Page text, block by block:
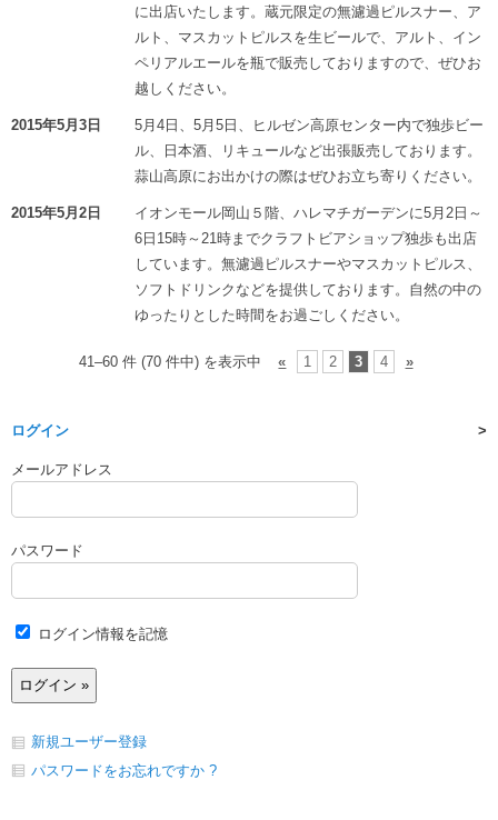
に出店いたします。蔵元限定の無濾過ピルスナー、ア
ルト、マスカットピルスを生ビールで、アルト、イン
ペリアルエールを瓶で販売しておりますので、ぜひお
越しください。
2015年5月3日
5月4日、5月5日、ヒルゼン高原センター内で独歩ビー
ル、日本酒、リキュールなど出張販売しております。
蒜山高原にお出かけの際はぜひお立ち寄りください。
2015年5月2日
イオンモール岡山５階、ハレマチガーデンに5月2日～
6日15時～21時までクラフトビアショップ独歩も出店
しています。無濾過ピルスナーやマスカットピルス、
ソフトドリンクなどを提供しております。自然の中の
ゆったりとした時間をお過ごしください。
41–60 件 (70 件中) を表示中 « 1 2 3 4 »
ログイン
メールアドレス
パスワード
ログイン情報を記憶
新規ユーザー登録
パスワードをお忘れですか ?